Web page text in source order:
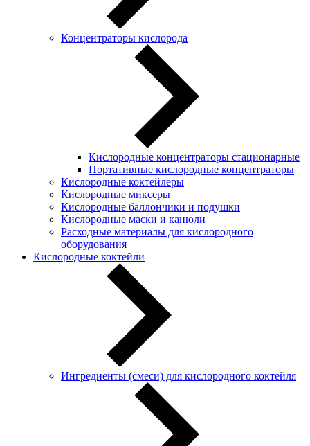
Концентраторы кислорода
Кислородные концентраторы стационарные
Портативные кислородные концентраторы
Кислородные коктейлеры
Кислородные миксеры
Кислородные баллончики и подушки
Кислородные маски и канюли
Расходные материалы для кислородного
оборудования
Кислородные коктейли
Ингредиенты (смеси) для кислородного коктейля